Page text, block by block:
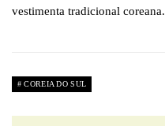
vestimenta tradicional coreana.
COREIA DO SUL